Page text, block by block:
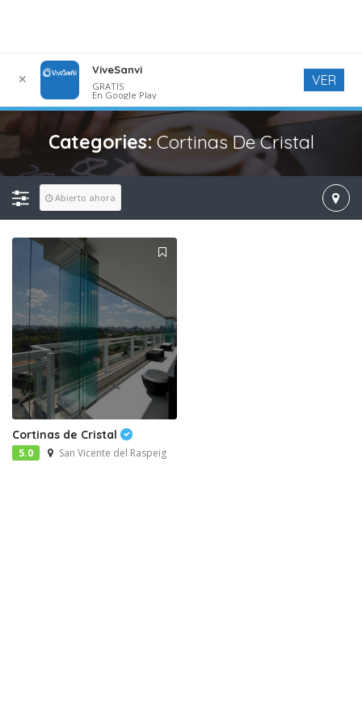
Categories:Cortinas De Cristal
Abierto ahora
Cortinas de Cristal
5.0 San Vicente del Raspeig
✕
ViveSanvi
GRATIS
En Google Play
VER